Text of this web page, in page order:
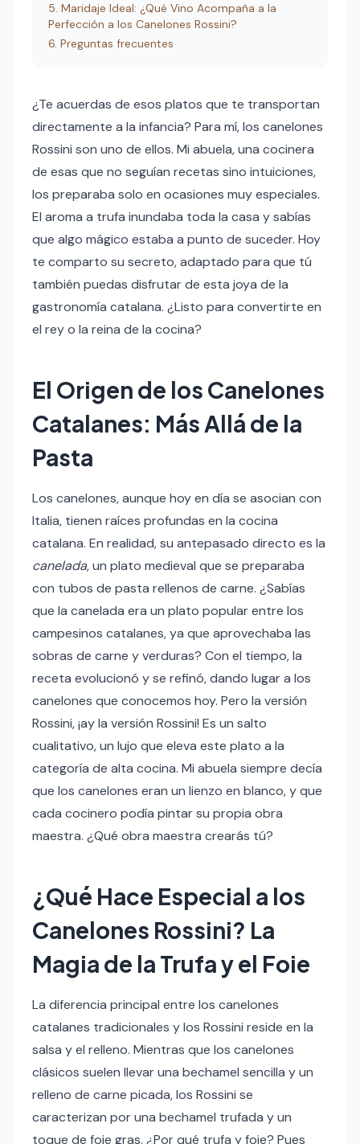
Maridaje Ideal: ¿Qué Vino Acompaña a la
Perfección a los Canelones Rossini?
Preguntas frecuentes
¿Te acuerdas de esos platos que te transportan
directamente a la infancia? Para mí, los canelones
Rossini son uno de ellos. Mi abuela, una cocinera
de esas que no seguían recetas sino intuiciones,
los preparaba solo en ocasiones muy especiales.
El aroma a trufa inundaba toda la casa y sabías
que algo mágico estaba a punto de suceder. Hoy
te comparto su secreto, adaptado para que tú
también puedas disfrutar de esta joya de la
gastronomía catalana. ¿Listo para convertirte en
el rey o la reina de la cocina?
El Origen de los Canelones
Catalanes: Más Allá de la
Pasta
Los canelones, aunque hoy en día se asocian con
Italia, tienen raíces profundas en la cocina
catalana. En realidad, su antepasado directo es la
canelada, un plato medieval que se preparaba
con tubos de pasta rellenos de carne. ¿Sabías
que la canelada era un plato popular entre los
campesinos catalanes, ya que aprovechaba las
sobras de carne y verduras? Con el tiempo, la
receta evolucionó y se refinó, dando lugar a los
canelones que conocemos hoy. Pero la versión
Rossini, ¡ay la versión Rossini! Es un salto
cualitativo, un lujo que eleva este plato a la
categoría de alta cocina. Mi abuela siempre decía
que los canelones eran un lienzo en blanco, y que
cada cocinero podía pintar su propia obra
maestra. ¿Qué obra maestra crearás tú?
¿Qué Hace Especial a los
Canelones Rossini? La
Magia de la Trufa y el Foie
La diferencia principal entre los canelones
catalanes tradicionales y los Rossini reside en la
salsa y el relleno. Mientras que los canelones
clásicos suelen llevar una bechamel sencilla y un
relleno de carne picada, los Rossini se
caracterizan por una bechamel trufada y un
toque de foie gras. ¿Por qué trufa y foie? Pues